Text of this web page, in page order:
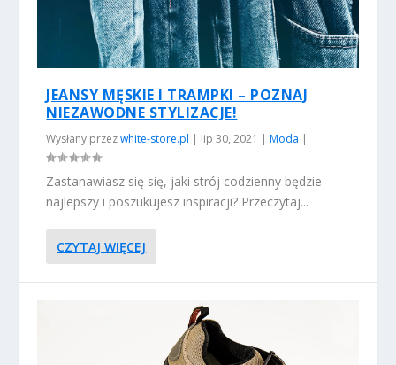
JEANSY MĘSKIE I TRAMPKI – POZNAJ
NIEZAWODNE STYLIZACJE!
Wysłany przezwhite-store.pl | lip 30, 2021 |Moda |
Zastanawiasz się się, jaki strój codzienny będzie
najlepszy i poszukujesz inspiracji? Przeczytaj...
CZYTAJ WIĘCEJ